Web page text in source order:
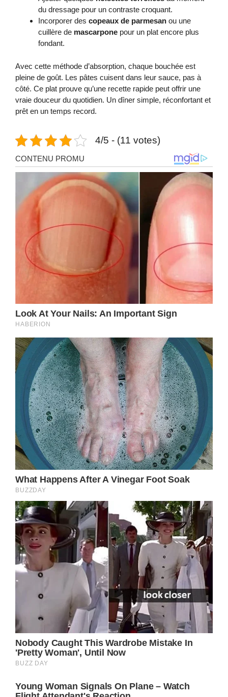
du dressage pour un contraste croquant.
Incorporer des copeaux de parmesan ou une
cuillère de mascarpone pour un plat encore plus
fondant.
Avec cette méthode d’absorption, chaque bouchée est
pleine de goût. Les pâtes cuisent dans leur sauce, pas à
côté. Ce plat prouve qu’une recette rapide peut offrir une
vraie douceur du quotidien. Un dîner simple, réconfortant et
prêt en un temps record.
4/5 - (11 votes)